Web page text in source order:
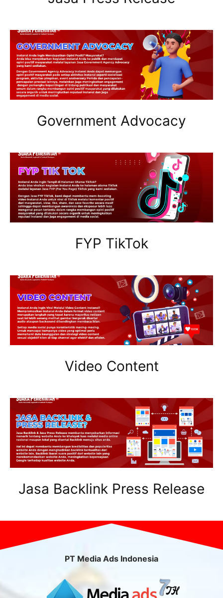
Government Advocacy
FYP TikTok
Video Content
Jasa Backlink Press Release
PT Media Ads Indonesia